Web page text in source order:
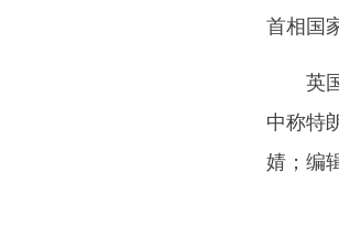
首相国
英国
中称特
婧；编